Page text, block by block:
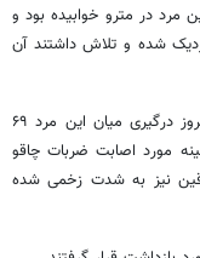
مرد در مترو خوابیده بود و
ناگهان ۵ فرد به وی نزدیک شده و تلاش داشتند آن
منابع آگاه به دیلی نیوز اعلام کردند که در نتیجه بروز درگیری میان این مرد ۶۹
سینه مورد اصابت ضربات چاقو
نیز به شدت زخمی شده